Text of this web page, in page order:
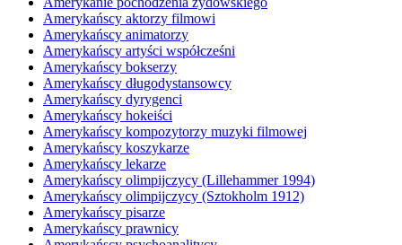
Amerykańscy aktorzy filmowi
Amerykańscy animatorzy
Amerykańscy artyści współcześni
Amerykańscy bokserzy
Amerykańscy długodystansowcy
Amerykańscy dyrygenci
Amerykańscy hokeiści
Amerykańscy kompozytorzy muzyki filmowej
Amerykańscy koszykarze
Amerykańscy lekarze
Amerykańscy olimpijczycy (Lillehammer 1994)
Amerykańscy olimpijczycy (Sztokholm 1912)
Amerykańscy pisarze
Amerykańscy prawnicy